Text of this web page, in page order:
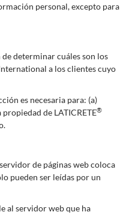
personal, excepto para
determinar cuáles son los
a los clientes cuyo
es necesaria para: (a)
de LATICRETE®
de páginas web coloca
pueden ser leídas por un
al servidor web que ha